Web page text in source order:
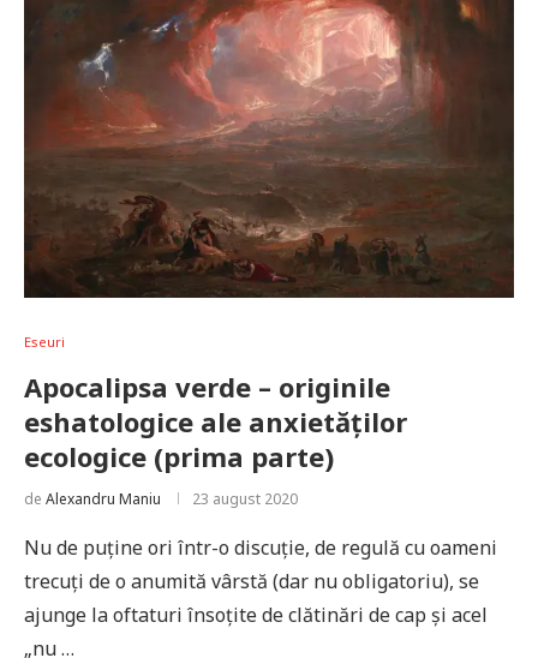
Eseuri
Apocalipsa verde – originile
eshatologice ale anxietăților
ecologice (prima parte)
de Alexandru Maniu 23 august 2020
Nu de puține ori într-o discuție, de regulă cu oameni
trecuți de o anumită vârstă (dar nu obligatoriu), se
ajunge la oftaturi însoțite de clătinări de cap și acel
„nu …